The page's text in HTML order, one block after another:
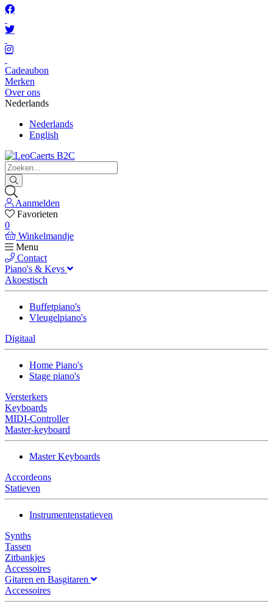
Cadeaubon
Merken
Over ons
Nederlands
Nederlands
English
Aanmelden
Favorieten
0
Winkelmandje
Menu
Contact
Piano's & Keys
Akoestisch
Buffetpiano's
Vleugelpiano's
Digitaal
Home Piano's
Stage piano's
Versterkers
Keyboards
MIDI-Controller
Master-keyboard
Master Keyboards
Accordeons
Statieven
Instrumentenstatieven
Synths
Tassen
Zitbankjes
Accessoires
Gitaren en Basgitaren
Accessoires